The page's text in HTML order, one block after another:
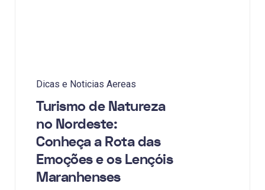
Dicas e Noticias Aereas
Turismo de Natureza
no Nordeste:
Conheça a Rota das
Emoções e os Lençóis
Maranhenses